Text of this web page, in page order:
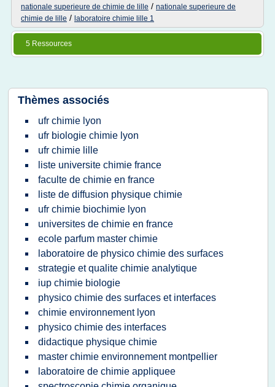
nationale superieure de chimie de lille / nationale superieure de
chimie de lille / laboratoire chimie lille 1
5 Ressources
Thèmes associés
ufr chimie lyon
ufr biologie chimie lyon
ufr chimie lille
liste universite chimie france
faculte de chimie en france
liste de diffusion physique chimie
ufr chimie biochimie lyon
universites de chimie en france
ecole parfum master chimie
laboratoire de physico chimie des surfaces
strategie et qualite chimie analytique
iup chimie biologie
physico chimie des surfaces et interfaces
chimie environnement lyon
physico chimie des interfaces
didactique physique chimie
master chimie environnement montpellier
laboratoire de chimie appliquee